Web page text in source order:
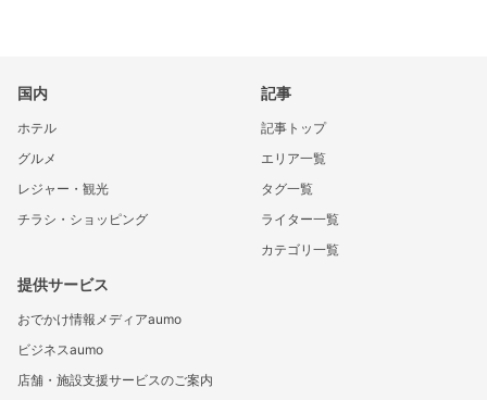
国内
ホテル
グルメ
レジャー・観光
チラシ・ショッピング
記事
記事トップ
エリア一覧
タグ一覧
ライター一覧
カテゴリ一覧
提供サービス
おでかけ情報メディアaumo
ビジネスaumo
店舗・施設支援サービスのご案内